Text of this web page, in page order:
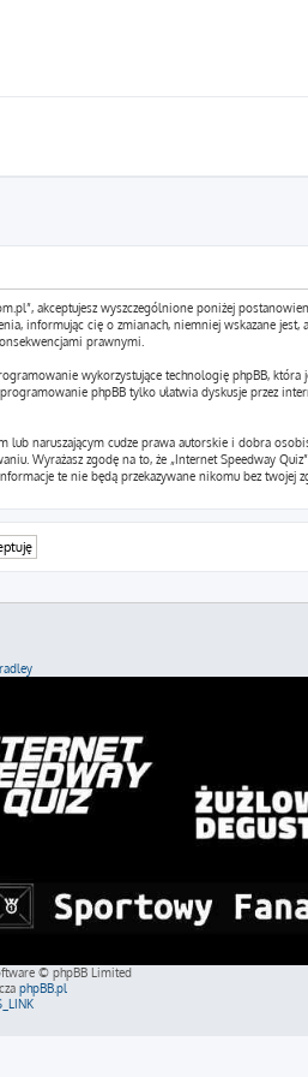
akceptujesz wyszczególnione poniżej
informując cię o zmianach, niemniej wskazane
prawnymi.
wykorzystujące technologię phpBB,
phpBB tylko ułatwia dyskusje przez
naruszającym cudze prawa autorskie i dobra
Wyrażasz zgodę na to, że „Internet Speedway
te nie będą przekazywane nikomu bez twojej
© phpBB Limited
phpBB.pl